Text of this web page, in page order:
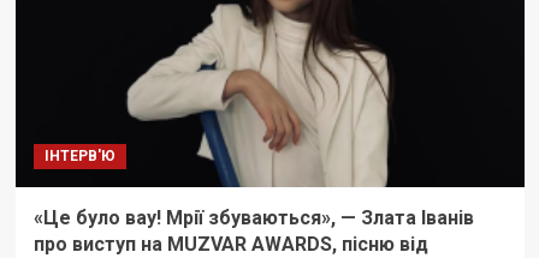
ІНТЕРВ'Ю
«Це було вау! Мрії збуваються», — Злата Іванів
про виступ на MUZVAR AWARDS, пісню від